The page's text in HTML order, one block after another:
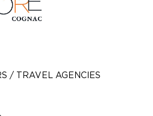
/ TRAVEL AGENCIES